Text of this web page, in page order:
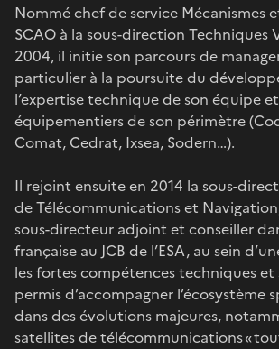
Nommé chef de service Mécanismes
SCAO à la sous-direction Techniques
2004, il initie son parcours de
particulier à la poursuite du
l’expertise technique de son équipe
équipementiers de son périmètre
Comat, Cedrat, Ixsea, Sodern…).
Il rejoint ensuite en 2014 la sous-
de Télécommunications et
sous-directeur adjoint et conseiller
française au JCB de l’ESA, au sein
les fortes compétences techniques
permis d’accompagner l’écosystème
dans des évolutions majeures,
satellites de télécommunications «